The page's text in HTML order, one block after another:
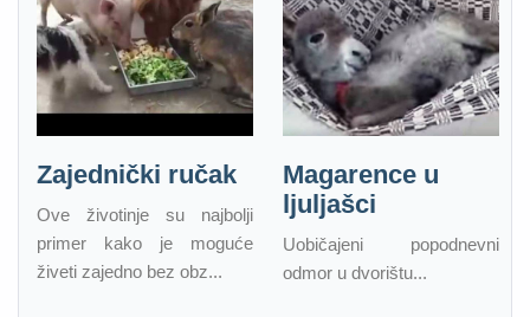
Zajednički ručak
Ove životinje su najbolji
primer kako je moguće
živeti zajedno bez obz...
Magarence u
ljuljašci
Uobičajeni popodnevni
odmor u dvorištu...